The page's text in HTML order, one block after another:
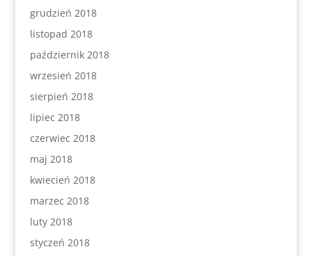
grudzień 2018
listopad 2018
październik 2018
wrzesień 2018
sierpień 2018
lipiec 2018
czerwiec 2018
maj 2018
kwiecień 2018
marzec 2018
luty 2018
styczeń 2018